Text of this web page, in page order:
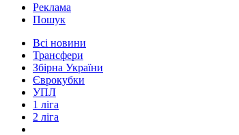
Реклама
Пошук
Всі новини
Трансфери
Збірна України
Єврокубки
УПЛ
1 ліга
2 ліга